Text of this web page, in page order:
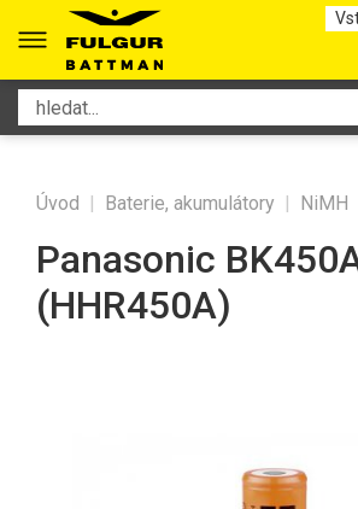
Úvod | Baterie, akumulátory | NiMH
Panasonic
(HHR450A)